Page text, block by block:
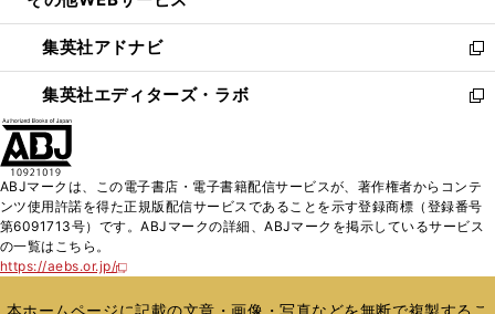
開
く
ウ
で
開
く
ン
ド
ウ
で
ウ
ィ
ン
ド
く
集英社アドナビ
新
し
い
ド
ウ
で
集英社エディターズ・ラボ
新
ィ
ン
開
ABJマークは、この電子書店・電子書籍配信サービスが、著作権者からコンテ
ンツ使用許諾を得た正規版配信サービスであることを示す登録商標（登録番号
第6091713号）です。ABJマークの詳細、ABJマークを掲示しているサービス
の一覧はこちら。
https://aebs.or.jp/
新
い